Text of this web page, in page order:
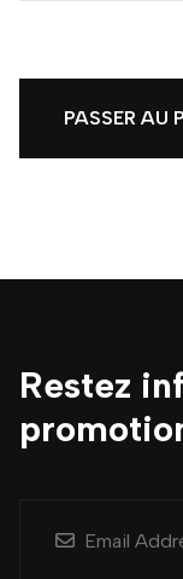
PASSER AU
Restez